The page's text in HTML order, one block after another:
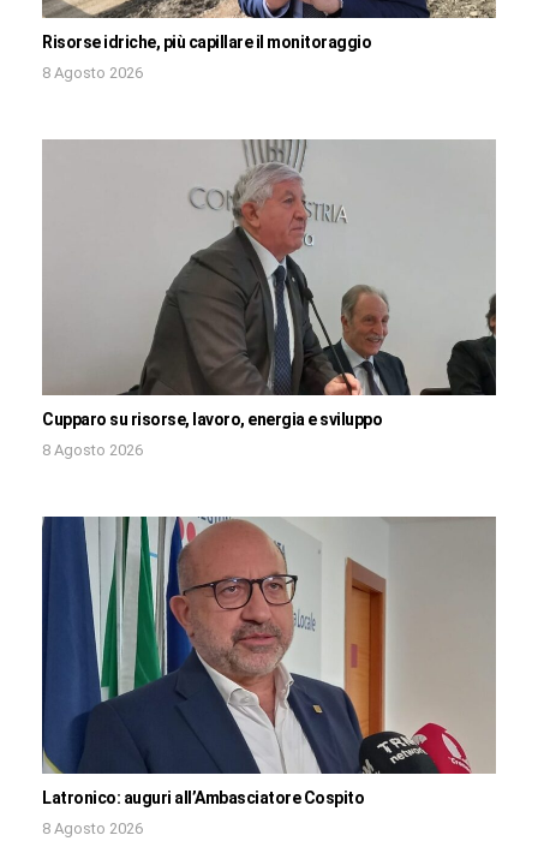
Risorse idriche, più capillare il monitoraggio
8 Agosto 2026
Cupparo su risorse, lavoro, energia e sviluppo
8 Agosto 2026
Latronico: auguri all’Ambasciatore Cospito
8 Agosto 2026